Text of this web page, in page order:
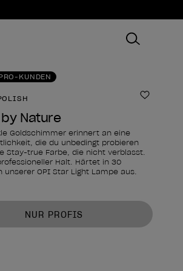
KUNDEN
Zur
Nature
Goldschimmer erinnert an eine
die du unbedingt probieren
Stay-true Farbe, die nicht verblasst.
Halt. Härtet in 30
unserer OPI Star Light Lampe aus.
Produkts
NUR PROFIS